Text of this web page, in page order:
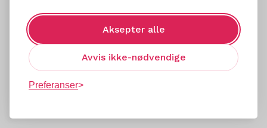
Aksepter alle
Avvis ikke-nødvendige
Preferanser